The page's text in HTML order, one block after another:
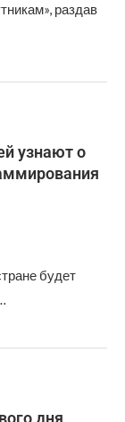
раздав
узнают о
будет
дня